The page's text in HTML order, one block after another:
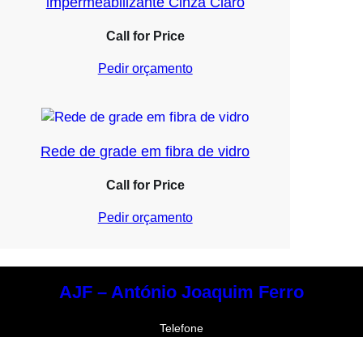
Call for Price
Pedir orçamento
Rede de grade em fibra de vidro
Call for Price
Pedir orçamento
AJF – António Joaquim Ferro
Telefone